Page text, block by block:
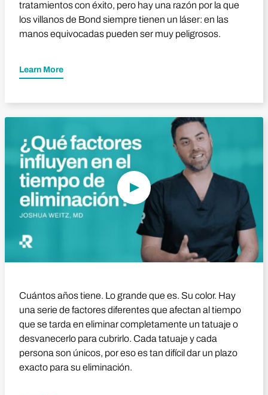
tratamientos con éxito, pero hay una razón por la que
los villanos de Bond siempre tienen un láser: en las
manos equivocadas pueden ser muy peligrosos.
Learn More
Reproducir vídeo
Cuántos años tiene. Lo grande que es. Su color. Hay
una serie de factores diferentes que afectan al tiempo
que se tarda en eliminar completamente un tatuaje o
desvanecerlo para cubrirlo. Cada tatuaje y cada
persona son únicos, por eso es tan difícil dar un plazo
exacto para su eliminación.